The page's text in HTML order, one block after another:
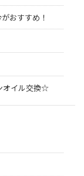
おすすめ！
オイル交換☆